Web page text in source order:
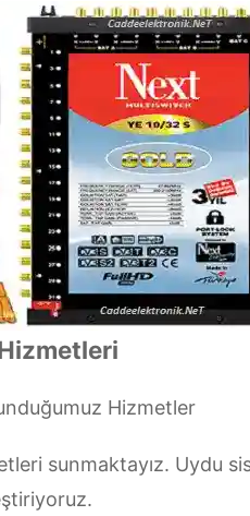
Hizmetler
sunmaktayız. Uydu